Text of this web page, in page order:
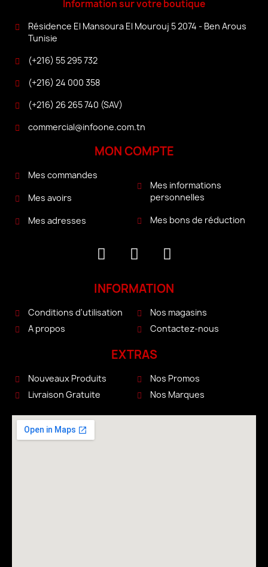
Information sur votre boutique
Résidence El Mansoura El Mourouj 5 2074 - Ben Arous
Tunisie
(+216) 55 295 732
(+216) 24 000 358
(+216) 26 265 740 (SAV)
commercial@infoone.com.tn
MON COMPTE
Mes commandes
Mes avoirs
Mes adresses
Mes informations
personnelles
Mes bons de réduction
INFORMATION
Conditions d'utilisation
A propos
Nos magasins
Contactez-nous
EXTRAS
Nouveaux Produits
Livraison Gratuite
Nos Promos
Nos Marques